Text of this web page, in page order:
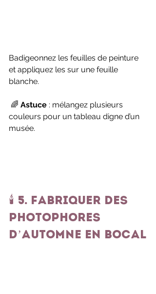
Badigeonnez les feuilles de peinture
et appliquez les sur une feuille
blanche.
🌈 Astuce : mélangez plusieurs
couleurs pour un tableau digne d’un
musée.
🕯️ 5. Fabriquer des
photophores
d’automne en bocal